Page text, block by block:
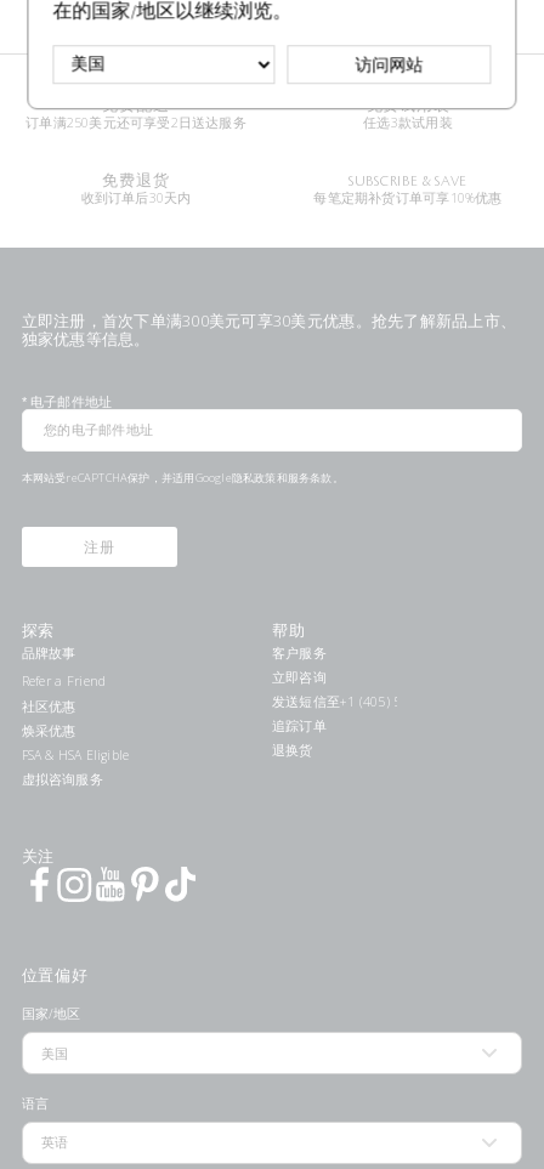
免费配送
订单满250美元还可享受2日送达服务
免费试用装
任选3款试用装
免费退货
收到订单后30天内
SUBSCRIBE & SAVE
每笔定期补货订单可享10%优惠
立即注册，首次下单满300美元可享30美元优惠。抢先了解新品上市、
独家优惠等信息。
* 电子邮件地址
本网站受reCAPTCHA保护，并适用Google隐私政策和服务条款 。
注册
探索
品牌故事
Refer a Friend
社区优惠
焕采优惠
FSA & HSA Eligible
虚拟咨询服务
帮助
客户服务
立即咨询
发送短信至+1 (405) 578-7046联系我们
追踪订单
退换货
关注
位置偏好
国家/地区
语言
在的国家/地区以继续浏览。
访问网站